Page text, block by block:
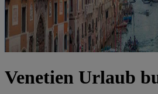
Venetien Urlaub